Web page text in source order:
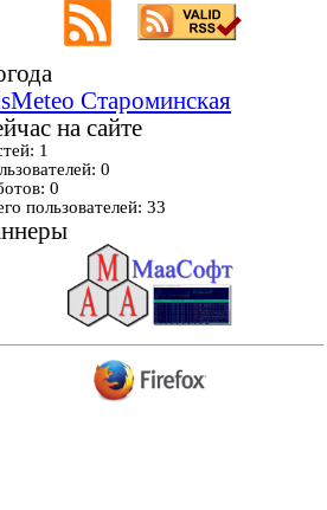
Староминская
на сайте
1
0
0
пользователей: 33